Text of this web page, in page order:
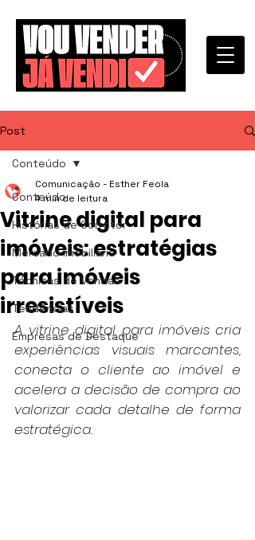
Post
Conteúdo
Histórias de Corretor
Mercado Imobiliário
Técnicas de Vendas
Tendências
Empresas de Destaque
Conteúdo
Vitrine digital para
imóveis: estratégias
para imóveis
irresistíveis
Comunicação - Esther Feola
4 min de leitura
A vitrine digital para imóveis cria
experiências visuais marcantes,
conecta o cliente ao imóvel e
acelera a decisão de compra ao
valorizar cada detalhe de forma
estratégica.